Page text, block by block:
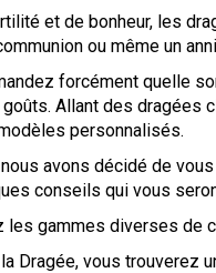
et de bonheur, les
ou même un
forcément quelle
Allant des dragées
personnalisés.
avons décidé de
conseils qui vous
les gammes diverses de
Dragée, vous trouverez